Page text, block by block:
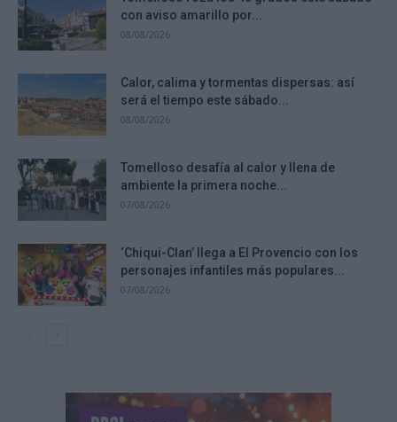
con aviso amarillo por...
08/08/2026
Calor, calima y tormentas dispersas: así
será el tiempo este sábado...
08/08/2026
Tomelloso desafía al calor y llena de
ambiente la primera noche...
07/08/2026
‘Chiqui-Clan’ llega a El Provencio con los
personajes infantiles más populares...
07/08/2026